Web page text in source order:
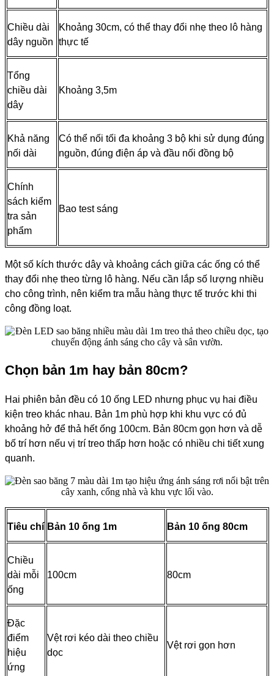
Chiều dài
dây nguồn
Khoảng 30cm, có thể thay đổi nhẹ theo lô hàng
thực tế
Tổng
chiều dài
dây
Khoảng 3,5m
Khả năng
nối dài
Có thể nối tối đa khoảng 3 bộ khi sử dụng đúng
nguồn, đúng điện áp và đầu nối đồng bộ
Chính
sách kiểm
tra sản
phẩm
Bao test sáng
Một số kích thước dây và khoảng cách giữa các ống có thể
thay đổi nhẹ theo từng lô hàng. Nếu cần lắp số lượng nhiều
cho công trình, nên kiểm tra mẫu hàng thực tế trước khi thi
công đồng loạt.
Chọn bản 1m hay bản 80cm?
Hai phiên bản đều có 10 ống LED nhưng phục vụ hai điều
kiện treo khác nhau. Bản 1m phù hợp khi khu vực có đủ
khoảng hở để thả hết ống 100cm. Bản 80cm gọn hơn và dễ
bố trí hơn nếu vị trí treo thấp hơn hoặc có nhiều chi tiết xung
quanh.
Tiêu chí Bản 10 ống 1m Bản 10 ống 80cm
Chiều
dài mỗi
ống
100cm 80cm
Đặc
điểm
hiệu
ứng
Vệt rơi kéo dài theo chiều
dọc
Vệt rơi gọn hơn